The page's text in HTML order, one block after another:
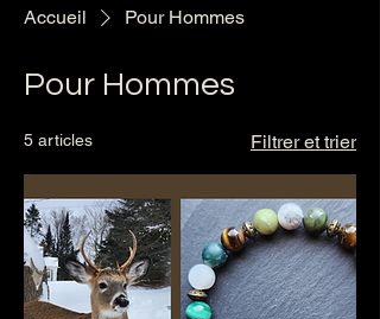
Accueil Pour Hommes
Pour Hommes
5 articles Filtrer et trier